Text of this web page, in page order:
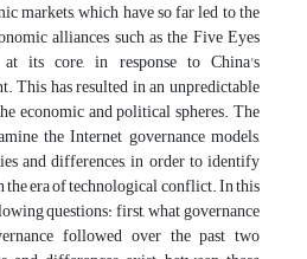
markets, which have so far led to the
alliances such as the Five Eyes
its core, in response to China's
This has resulted in an unpredictable
economic and political spheres. The
the Internet governance models,
and differences, in order to identify
era of technological conflict. In this
questions: first, what governance
followed over the past two